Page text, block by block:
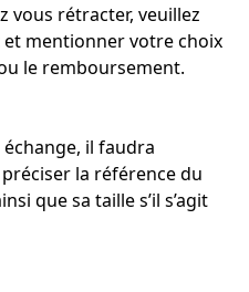
vous rétracter, veuillez
mentionner votre choix
le remboursement.
il faudra
la référence du
que sa taille s’il s’agit